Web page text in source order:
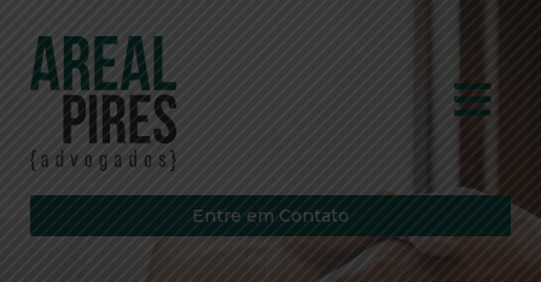
Entre em Contato